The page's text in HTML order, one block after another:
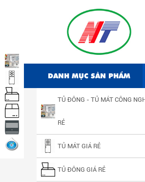
DANH MỤC SẢN PHẨM
TỦ ĐÔNG - TỦ MÁT CÔNG
RẺ
TỦ MÁT GIÁ RẺ
TỦ ĐÔNG GIÁ RẺ